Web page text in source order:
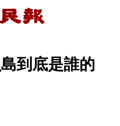
到底是誰的